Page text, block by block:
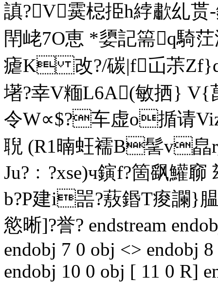
謓?V霙梞挋h綍歗乣
閈峔7O恵 *嬃記篅q騎
瘧K 改?/碳|f屲茮
墸?幸V糆L6A(敏拪} V{
令W∝$?车虚o揗请
聣 (R1暔蚟襦B髺v
Ju?﹕?xse)ч鏔f?箇飖鱹窷
b?P建i噐?蔜鍲T痠讕}
慾晰]?誉? endstream
endobj 7 0 obj <> endobj
endobj 10 0 obj [ 11 0 R]